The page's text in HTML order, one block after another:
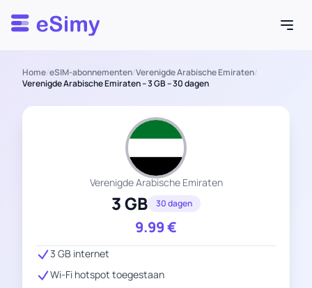
Esimy
Home/eSIM-abonnementen/Verenigde Arabische Emiraten/
Verenigde Arabische Emiraten – 3 GB – 30 dagen
Verenigde Arabische Emiraten
3 GB 30 dagen
9.99€
3 GB internet
Wi-Fi hotspot toegestaan